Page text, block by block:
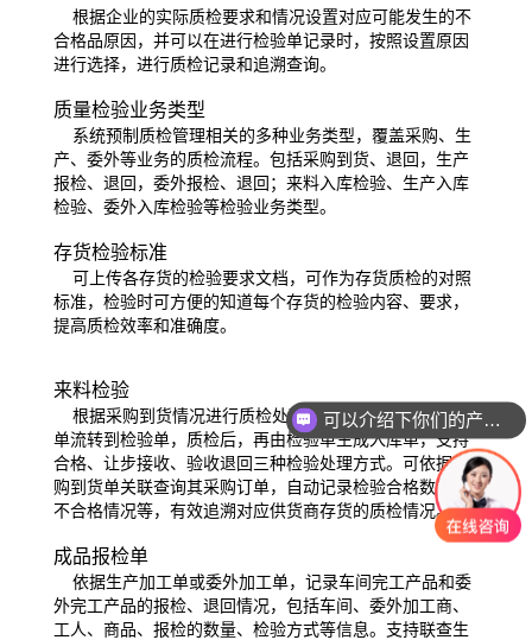
根据企业的实际质检要求和情况设置对应可能发生的不
合格品原因，并可以在进行检验单记录时，按照设置原因
进行选择，进行质检记录和追溯查询。
质量检验业务类型
系统预制质检管理相关的多种业务类型，覆盖采购、生
产、委外等业务的质检流程。包括采购到货、退回，生产
报检、退回，委外报检、 退回；来料入库检验、生产入库
检验、委外入库检验等检验业务类型。
存货检验标准
可上传各存货的检验要求文档，可作为存货质检的对照
标准，检验时可方便的知道每个存货的检验内容、要求，
提高质检效率和准确度。
来料检验
根据采购到货情况进行质检处理和记录的过程。由到货
单流转到检验单，质检后，再由检验单生成入库单，支持
合格、让步接收、 验收退回三种检验处理方式。可依据采
购到货单关联查询其采购订单，自动记录检验合格数量和
不合格情况等，有效追溯对应供货商存货的质检情况。
成品报检单
依据生产加工单或委外加工单，记录车间完工产品和委
外完工产品的报检、退回情况，包括车间、委外加工商、
工人、商品、报检的数量、检验方式等信息。支持联查生
你们是怎么收费的呢？